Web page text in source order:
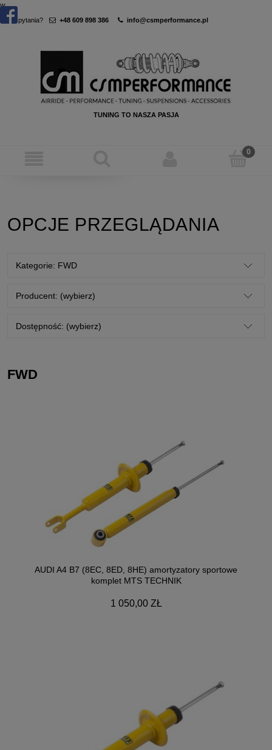
w
Masz pytania? +48 609 898 386 info@csmperformance.pl
TUNING TO NASZA PASJA
OPCJE PRZEGLĄDANIA
Kategorie: FWD
Producent: (wybierz)
Dostępność: (wybierz)
FWD
AUDI A4 B7 (8EC, 8ED, 8HE) amortyzatory sportowe
komplet MTS TECHNIK
1 050,00 ZŁ